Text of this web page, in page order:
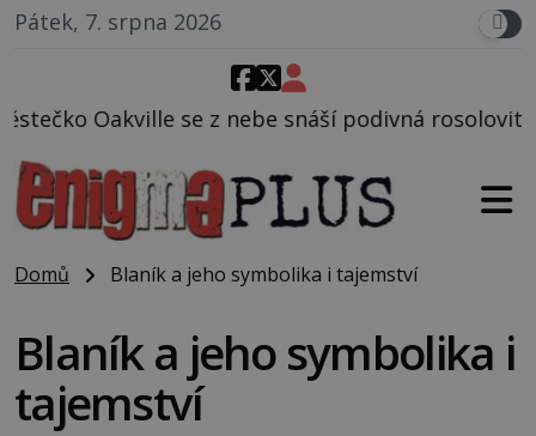
Pátek, 7. srpna 2026
snáší podivná rosolovitá látka neznámého
Domů Blaník a jeho symbolika i tajemství
Blaník a jeho symbolika i
tajemství